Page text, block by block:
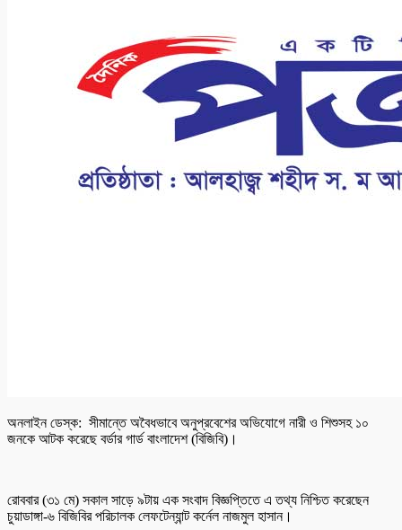
অনলাইন ডেস্ক: সীমান্তে অবৈধভাবে অনুপ্রবেশের অভিযোগে নারী ও শিশুসহ ১০
জনকে আটক করেছে বর্ডার গার্ড বাংলাদেশ (বিজিবি)।
রোববার (৩১ মে) সকাল সাড়ে ৯টায় এক সংবাদ বিজ্ঞপ্তিতে এ তথ্য নিশ্চিত করেছেন
চুয়াডাঙ্গা-৬ বিজিবির পরিচালক লেফটেন্যান্ট কর্নেল নাজমুল হাসান।